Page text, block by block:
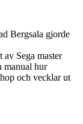
Bergsala gjorde
av Sega master
manual hur
och vecklar ut